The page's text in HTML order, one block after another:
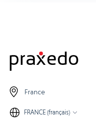
France
FRANCE (français)